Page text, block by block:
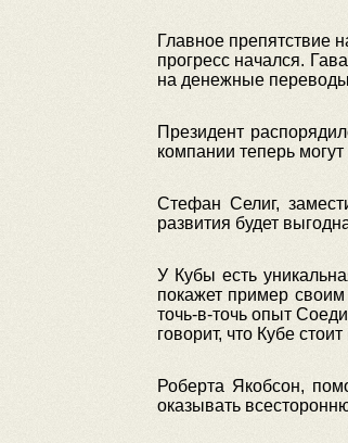
Главное препятствие
прогресс начался.
на денежные
Президент
компании теперь
Стефан Селиг,
развития будет
У Кубы есть
покажет пример
точь-в-точь опыт
говорит, что Кубе
Роберта Якобсон,
оказывать